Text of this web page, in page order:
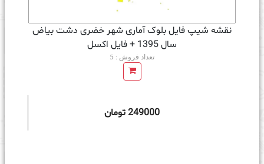
نقشه شیپ فایل بلوک آماری شهر خضری دشت بیاض
سال 1395 + فايل اكسل
تعداد فروش : 5
249000 تومان